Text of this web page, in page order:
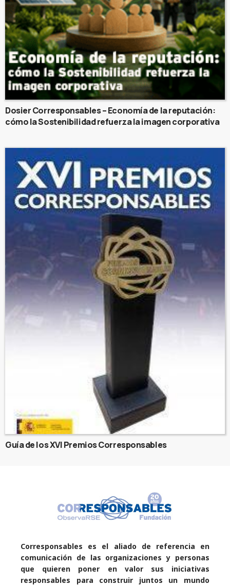
Dosier Corresponsables – Economía de la reputación:
cómo la Sostenibilidad refuerza la imagen corporativa
Guía de los XVI Premios Corresponsables
Corresponsables es el aliado de referencia en
comunicación de las organizaciones y personas
que quieren poner en valor sus iniciativas
responsables para construir juntos un mundo